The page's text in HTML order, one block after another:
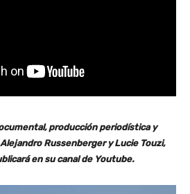
producción periodística y
Russenberger y Lucie Touzi,
en su canal de Youtube.